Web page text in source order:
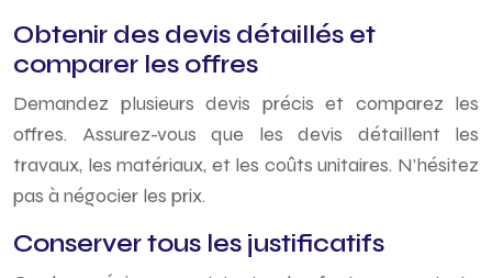
Obtenir des devis détaillés et
comparer les offres
Demandez plusieurs devis précis et comparez les
offres. Assurez-vous que les devis détaillent les
travaux, les matériaux, et les coûts unitaires. N’hésitez
pas à négocier les prix.
Conserver tous les justificatifs